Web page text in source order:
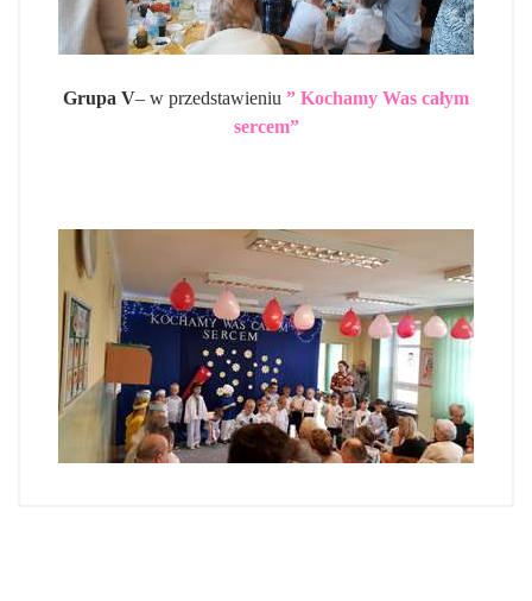
Grupa V– w przedstawieniu ” Kochamy Was całym
sercem”